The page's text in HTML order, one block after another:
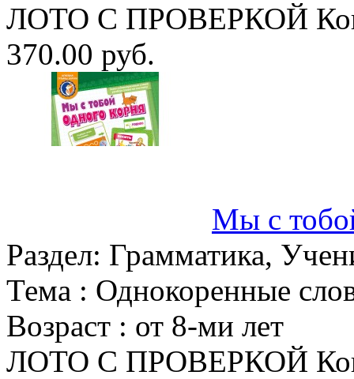
ЛОТО С ПРОВЕРКОЙ
370.00 руб.
Мы с
Раздел: Грамматика,
Тема : Однокоренные
Возраст : от 8-ми лет
ЛОТО С ПРОВЕРКОЙ